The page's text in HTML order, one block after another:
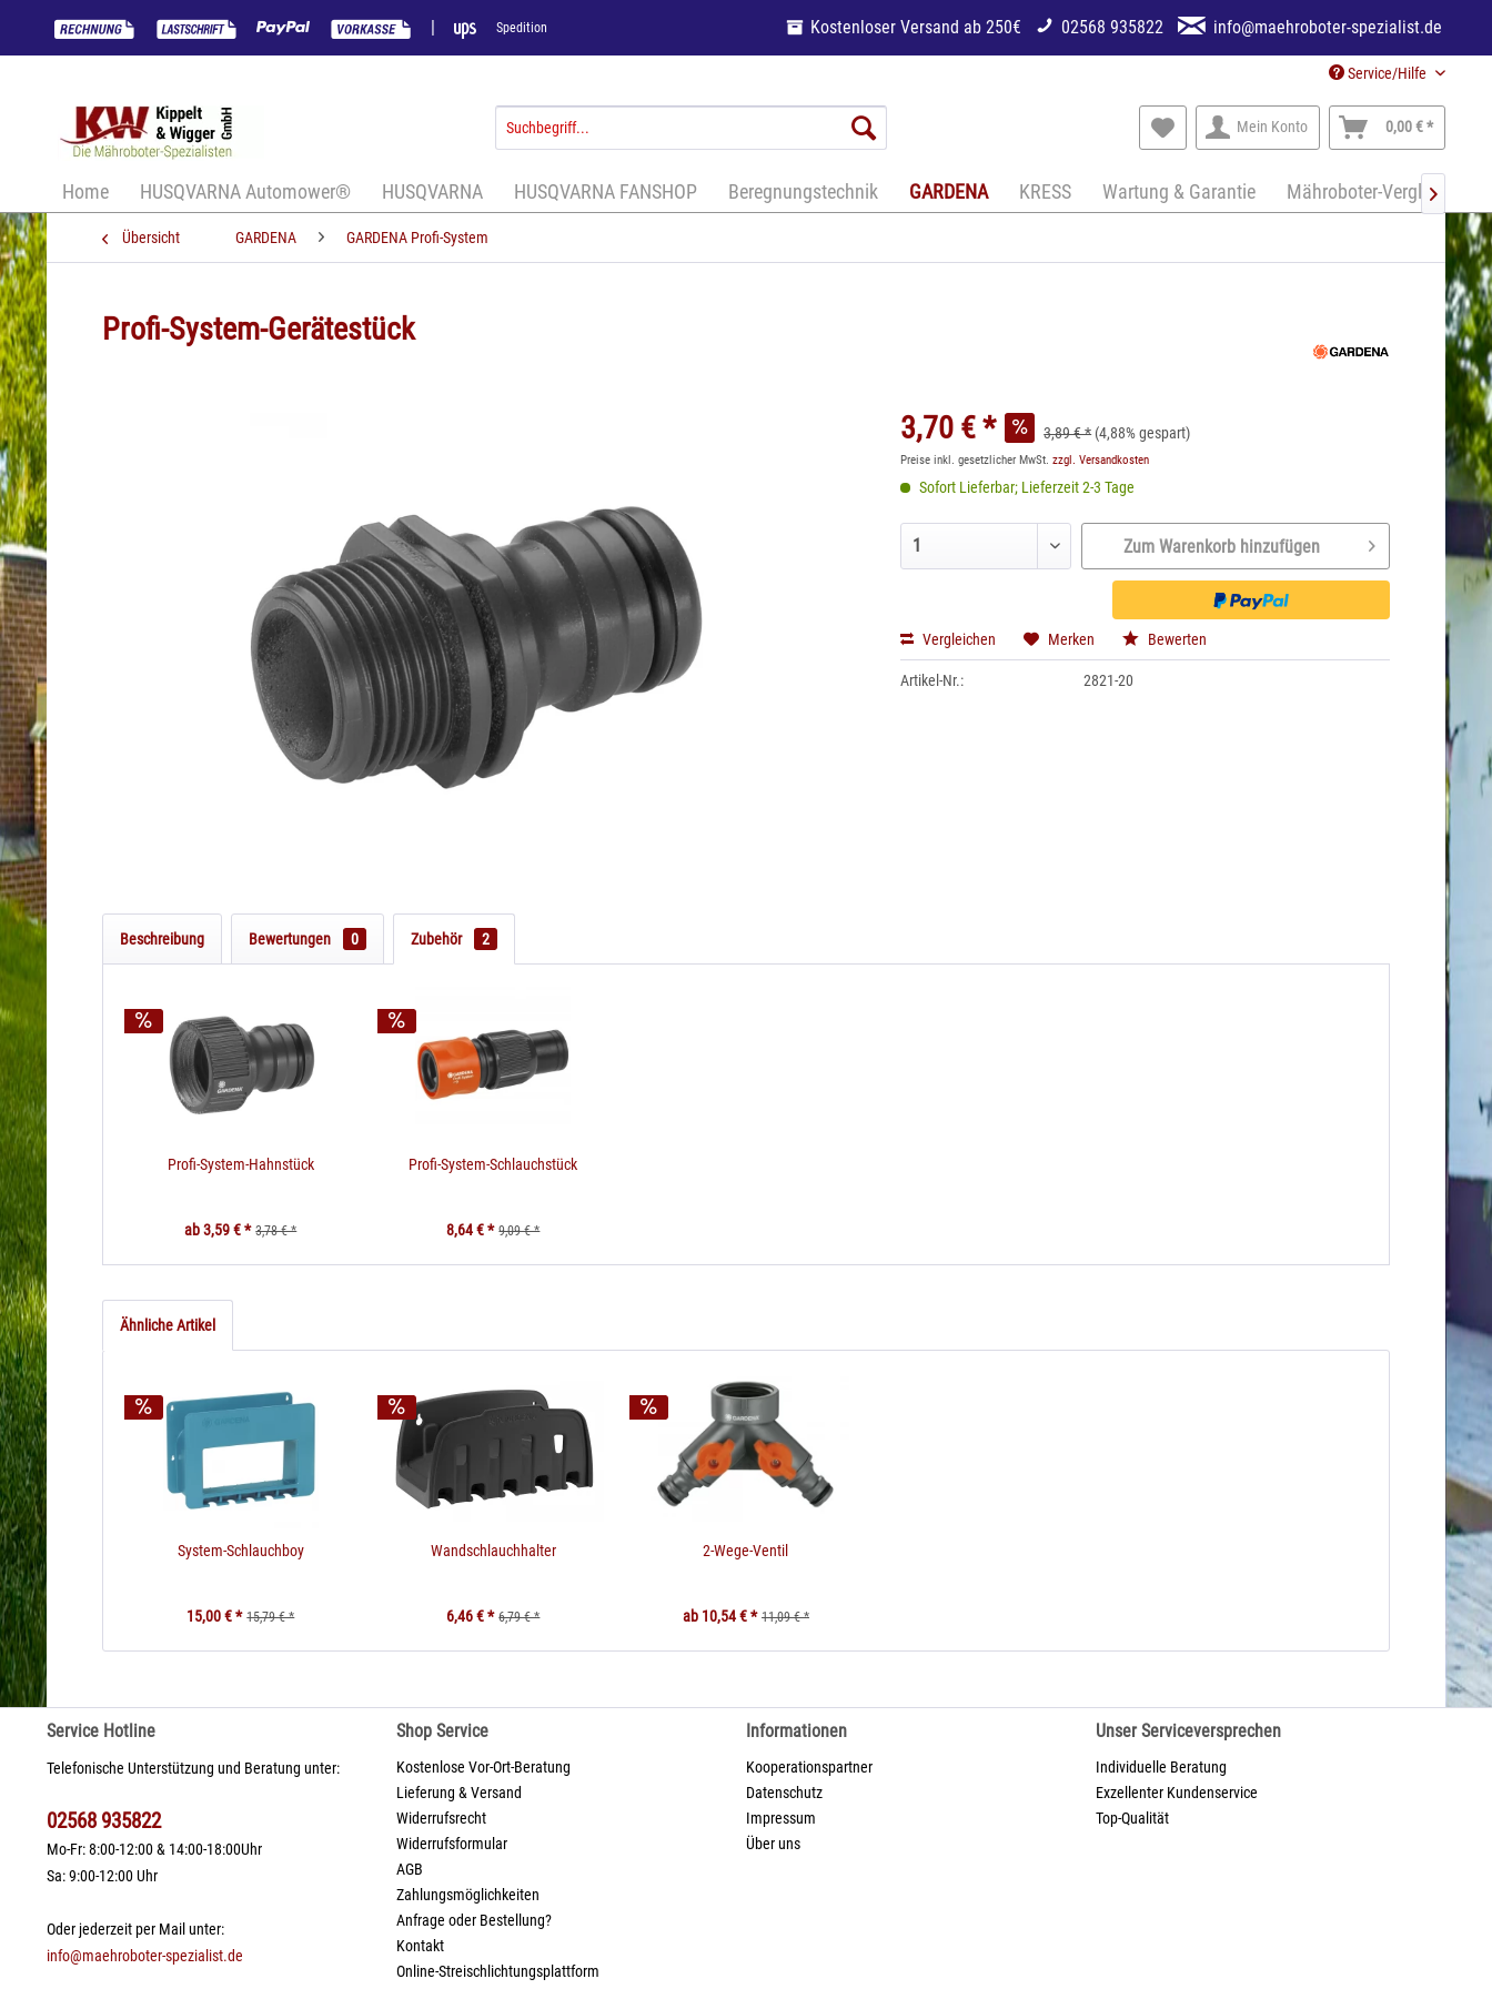
| Spedition Kostenloser Versand ab 250€ 02568 935822 info@maehroboter-spezialist.de
Service/Hilfe
Mein Konto 0,00 € *
Home HUSQVARNA Automower® HUSQVARNA HUSQVARNA FANSHOP Beregnungstechnik GARDENA KRESS Wartung & Garantie Mähroboter-Vergleich

Übersicht GARDENA GARDENA Profi-System
Profi-System-Gerätestück
3,70 € * 3,89 € * (4,88% gespart)
Preise inkl. gesetzlicher MwSt.zzgl. Versandkosten
Sofort Lieferbar; Lieferzeit 2-3 Tage
Zum Warenkorb hinzufügen
Vergleichen Merken Bewerten
Artikel-Nr.: 2821-20
Beschreibung Bewertungen 0 Zubehör 2
Profi-System-Hahnstück
ab 3,59 € * 3,78 € *
Profi-System-Schlauchstück
8,64 € * 9,09 € *
Ähnliche Artikel
System-Schlauchboy
15,00 € * 15,79 € *
Wandschlauchhalter
6,46 € * 6,79 € *
2-Wege-Ventil
ab 10,54 € * 11,09 € *
Service Hotline
Telefonische Unterstützung und Beratung unter:
02568 935822
Mo-Fr: 8:00-12:00 & 14:00-18:00Uhr
Sa: 9:00-12:00 Uhr
Oder jederzeit per Mail unter:
info@maehroboter-spezialist.de
Shop Service
Kostenlose Vor-Ort-Beratung
Lieferung & Versand
Widerrufsrecht
Widerrufsformular
AGB
Zahlungsmöglichkeiten
Anfrage oder Bestellung?
Kontakt
Online-Streischlichtungsplattform
Informationen
Kooperationspartner
Datenschutz
Impressum
Über uns
Unser Serviceversprechen
Individuelle Beratung
Exzellenter Kundenservice
Top-Qualität